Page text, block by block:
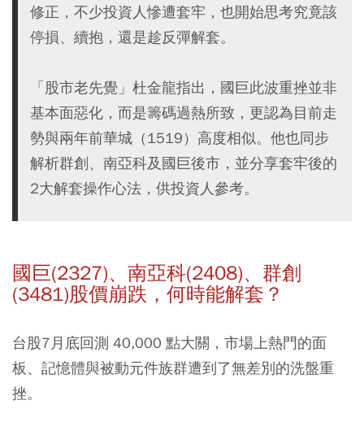
修正，不少投資人慘遭套牢，也開始思考究竟該
停損、續抱，還是趁反彈解套。
「股市老先覺」杜金龍指出，國巨此波重挫並非
基本面惡化，而是籌碼過熱所致，更認為目前走
勢與兩年前華城（1519）高度相似。他也同步
解析群創、南亞科及國巨後市，並分享套牢後的
2大解套操作心法，供投資人參考。
國巨(2327)、南亞科(2408)、群創
(3481)股價崩跌，何時能解套？
台股7月底回測 40,000 點大關，市場上熱門的面
板、記憶體與被動元件族群遭到了無差別的洗盤重
挫。